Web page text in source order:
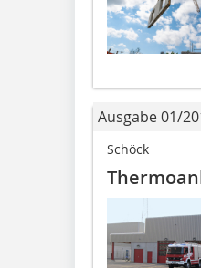
Ausgabe 01/
Schöck